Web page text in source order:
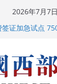
2026年7月7日
签证加急试点
维持“出生公民权